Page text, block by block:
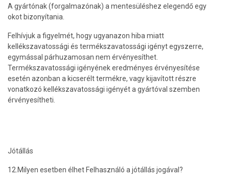
A gyártónak (forgalmazónak) a mentesüléshez elegendő egy
okot bizonyítania.
Felhívjuk a figyelmét, hogy ugyanazon hiba miatt
kellékszavatossági és termékszavatossági igényt egyszerre,
egymással párhuzamosan nem érvényesíthet.
Termékszavatossági igényének eredményes érvényesítése
esetén azonban a kicserélt termékre, vagy kijavított részre
vonatkozó kellékszavatossági igényét a gyártóval szemben
érvényesítheti.
Jótállás
12.Milyen esetben élhet Felhasználó a jótállás jogával?